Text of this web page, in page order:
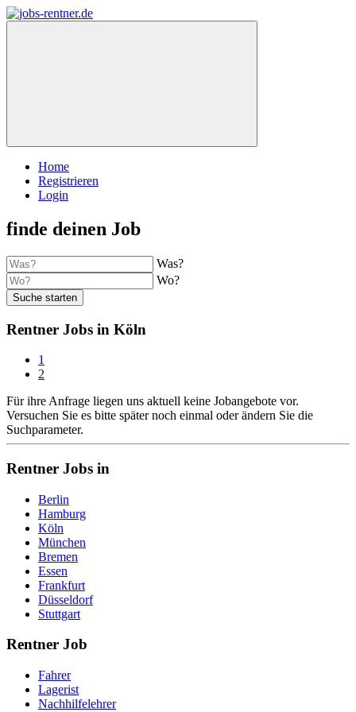
Home
Registrieren
Login
finde deinen Job
Was?
Wo?
Suche starten
Rentner Jobs in Köln
1
2
Für ihre Anfrage liegen uns aktuell keine Jobangebote vor.
Versuchen Sie es bitte später noch einmal oder ändern Sie die
Suchparameter.
Rentner Jobs in
Berlin
Hamburg
Köln
München
Bremen
Essen
Frankfurt
Düsseldorf
Stuttgart
Rentner Job
Fahrer
Lagerist
Nachhilfelehrer